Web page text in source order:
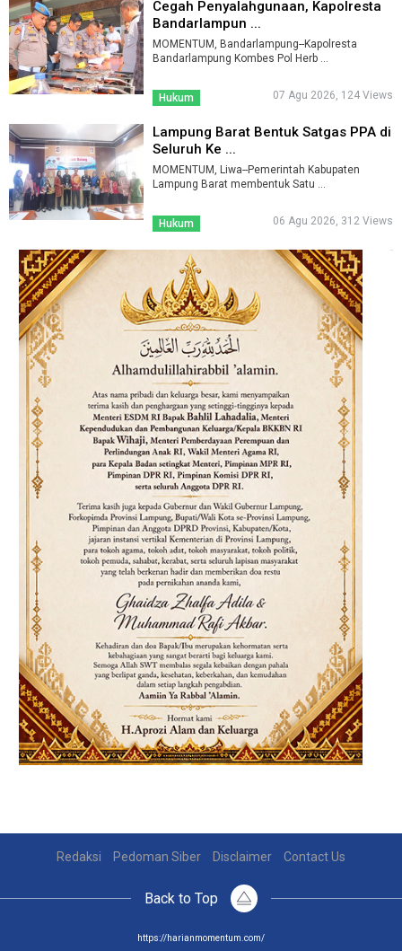
Cegah Penyalahgunaan, Kapolresta
Bandarlampun ...
MOMENTUM, Bandarlampung--Kapolresta
Bandarlampung Kombes Pol Herb ...
Hukum 07 Agu 2026, 124 Views
Lampung Barat Bentuk Satgas PPA di
Seluruh Ke ...
MOMENTUM, Liwa--Pemerintah Kabupaten
Lampung Barat membentuk Satu ...
Hukum 06 Agu 2026, 312 Views
Redaksi Pedoman Siber Disclaimer Contact Us
Back to Top
https://harianmomentum.com/